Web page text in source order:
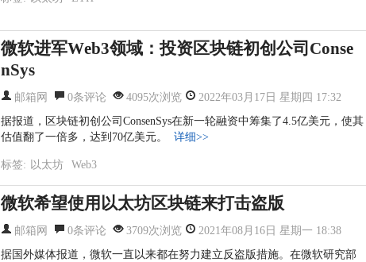
微软进军Web3领域 ：投资区块链初创公司 Conse
nSys
邮箱网 0条评论 4095次浏览
2022年03月17日 星期四 17:32
据报道，区块链初创公司ConsenSys在新一轮融资中筹集了4.5亿美元，使其
估值翻了一倍多，达到70亿美元。
详细>>
标签: 以太坊 Web3
微软希望使用以太坊区块链来打击盗版
邮箱网 0条评论 3709次浏览
2021年08月16日 星期一 18:38
据国外媒体报道，微软一直以来都在努力建立反盗版措施。在微软研究部